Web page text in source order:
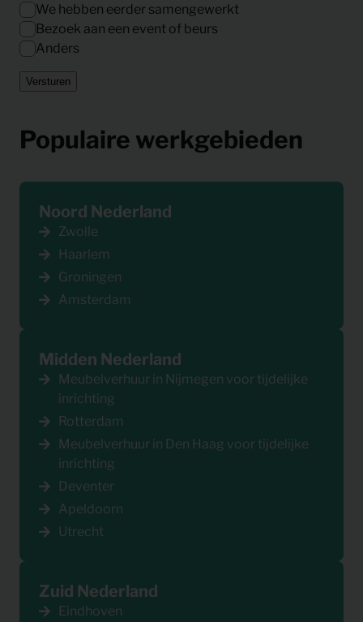
We hebben eerder samengewerkt
Bezoek aan een event of beurs
Anders
Versturen
Populaire werkgebieden
Noord Nederland
Zwolle
Haarlem
Groningen
Amsterdam
Midden Nederland
Meubelverhuur in Nijmegen voor tijdelijke
inrichting
Rotterdam
Meubelverhuur in Den Haag voor tijdelijke
inrichting
Deventer
Apeldoorn
Utrecht
Zuid Nederland
Eindhoven